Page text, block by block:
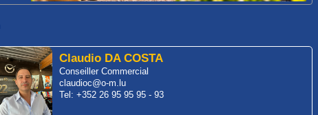
Claudio DA COSTA
Conseiller Commercial
claudioc@o-m.lu
Tel: +352 26 95 95 95 - 93